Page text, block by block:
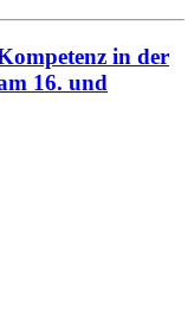
in der
16. und